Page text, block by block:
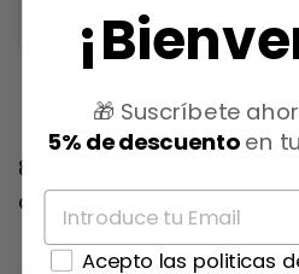
boca abajo.
8 otros productos en
categoría:
🎁 Suscríbete
5% de descuentoen
Acepto las politicas